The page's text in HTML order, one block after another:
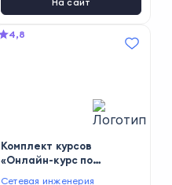
На сайт
4,8
Комплект курсов
«Онлайн-курс по
Сетевая инженерия